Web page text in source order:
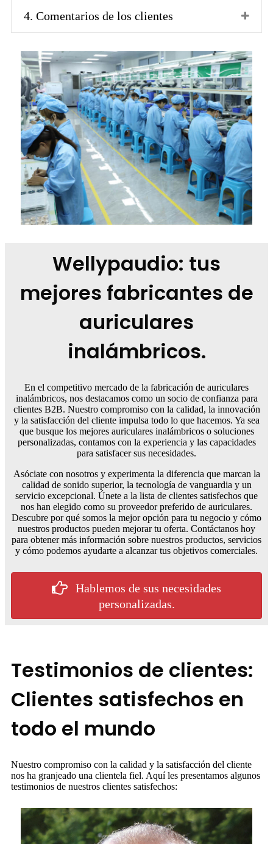
4. Comentarios de los clientes
Wellypaudio: tus
mejores fabricantes de
auriculares
inalámbricos.
En el competitivo mercado de la fabricación de auriculares
inalámbricos, nos destacamos como un socio de confianza para
clientes B2B. Nuestro compromiso con la calidad, la innovación
y la satisfacción del cliente impulsa todo lo que hacemos. Ya sea
que busque los mejores auriculares inalámbricos o soluciones
personalizadas, contamos con la experiencia y las capacidades
para satisfacer sus necesidades.
Asóciate con nosotros y experimenta la diferencia que marcan la
calidad de sonido superior, la tecnología de vanguardia y un
servicio excepcional. Únete a la lista de clientes satisfechos que
nos han elegido como su proveedor preferido de auriculares.
Descubre por qué somos la mejor opción para tu negocio y cómo
nuestros productos pueden mejorar tu oferta. Contáctanos hoy
para obtener más información sobre nuestros productos, servicios
y cómo podemos ayudarte a alcanzar tus objetivos comerciales.
Hablemos de sus necesidades
personalizadas.
Testimonios de clientes:
Clientes satisfechos en
todo el mundo
Nuestro compromiso con la calidad y la satisfacción del cliente
nos ha granjeado una clientela fiel. Aquí les presentamos algunos
testimonios de nuestros clientes satisfechos: